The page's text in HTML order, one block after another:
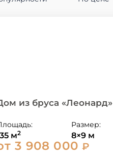
из бруса «Леонард»
м2
Размер:
8×9 м
3 908 000 ₽